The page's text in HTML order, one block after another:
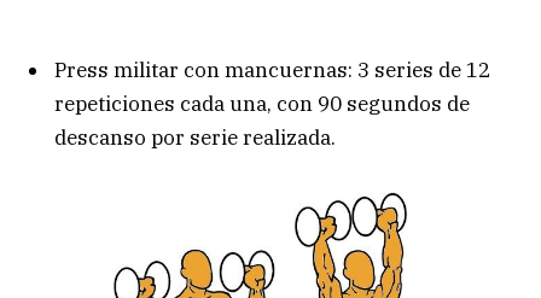
Press militar con mancuernas: 3 series de 12
repeticiones cada una, con 90 segundos de
descanso por serie realizada.